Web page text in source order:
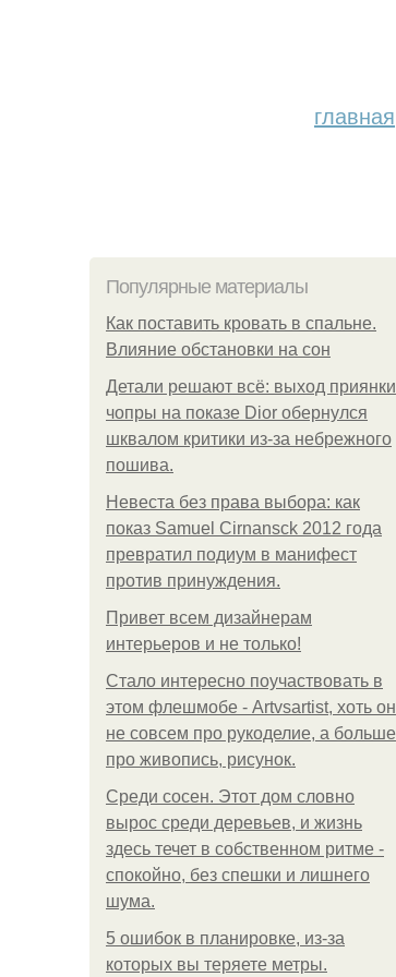
главная
Популярные материалы
Как поставить кровать в спальне.
Влияние обстановки на сон
Детали решают всё: выход приянки
чопры на показе Dior обернулся
шквалом критики из-за небрежного
пошива.
Невеста без права выбора: как
показ Samuel Cirnansck 2012 года
превратил подиум в манифест
против принуждения.
Привет всем дизайнерам
интерьеров и не только!
Стало интересно поучаствовать в
этом флешмобе - Artvsartist, хоть он
не совсем про рукоделие, а больше
про живопись, рисунок.
Среди сосен. Этот дом словно
вырос среди деревьев, и жизнь
здесь течет в собственном ритме -
спокойно, без спешки и лишнего
шума.
5 ошибок в планировке, из-за
которых вы теряете метры.